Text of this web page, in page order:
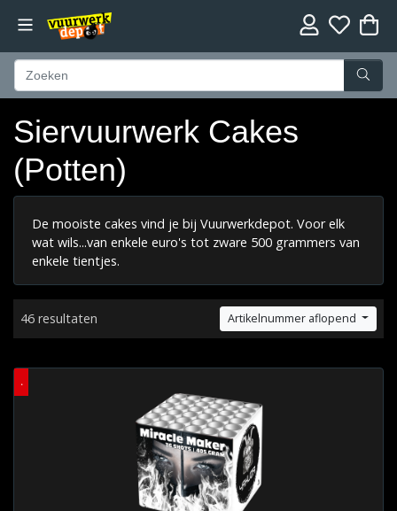
Siervuurwerk Cakes
(Potten)
De mooiste cakes vind je bij Vuurwerkdepot. Voor elk
wat wils...van enkele euro's tot zware 500 grammers van
enkele tientjes.
46 resultaten Artikelnummer aflopend
.